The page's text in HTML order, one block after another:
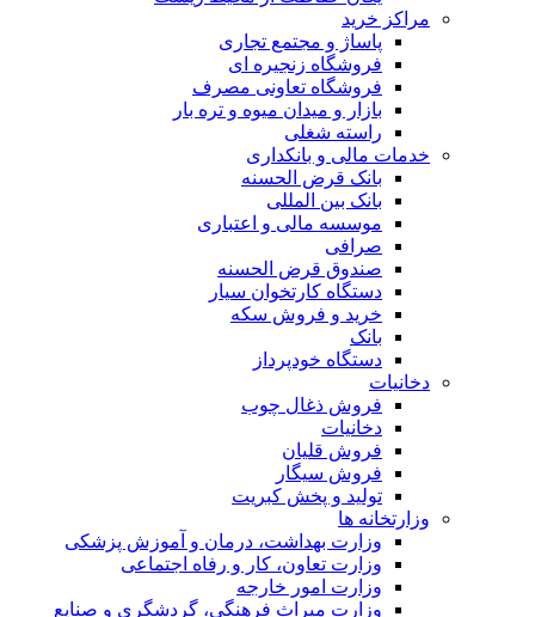
مراکز خرید
پاساژ و مجتمع تجاری
فروشگاه زنجیره ای
فروشگاه تعاونی مصرف
بازار و میدان میوه و تره بار
راسته شغلی
خدمات مالی و بانکداری
بانک قرض الحسنه
بانک بین المللی
موسسه مالی و اعتباری
صرافی
صندوق قرض الحسنه
دستگاه کارتخوان سیار
خرید و فروش سکه
بانک
دستگاه خودپرداز
دخانیات
فروش ذغال چوب
دخانیات
فروش قلیان
فروش سیگار
تولید و پخش کبریت
وزارتخانه ها
وزارت بهداشت، درمان و آموزش پزشکی
وزارت تعاون، کار و رفاه اجتماعی
وزارت امور خارجه
وزارت میراث فرهنگی، گردشگری و صنایع